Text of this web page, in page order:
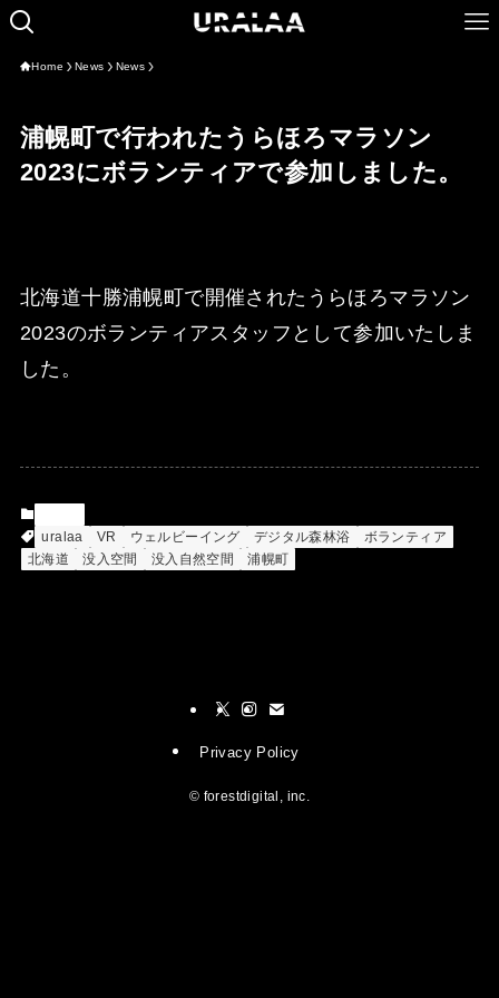
Home News News
浦幌町で行われたうらほろマラソン
2023にボランティアで参加しました。
北海道十勝浦幌町で開催されたうらほろマラソン
2023のボランティアスタッフとして参加いたしま
した。
uralaa
VR ウェルビーイング デジタル森林浴
ボランティア
北海道
没入空間 没入自然空間 浦幌町
Privacy Policy
© forestdigital, inc.